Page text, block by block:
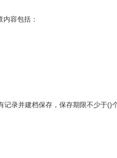
容包括：
录并建档保存，保存期限不少于()